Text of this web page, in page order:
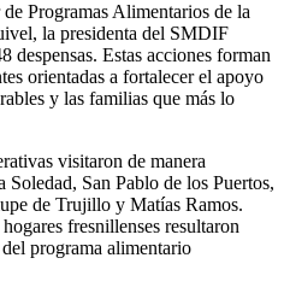
Programas Alimentarios de la
la presidenta del SMDIF
despensas. Estas acciones forman
orientadas a fortalecer el apoyo
y las familias que más lo
visitaron de manera
San Pablo de los Puertos,
de Trujillo y Matías Ramos.
fresnillenses resultaron
programa alimentario